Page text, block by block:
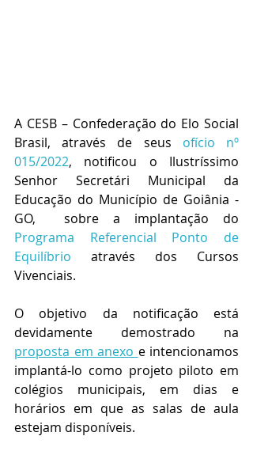
A CESB – Confederação do Elo Social
Brasil, através de seus ofício nº
015/2022, notificou o Ilustríssimo
Senhor Secretári Municipal da
Educação do Município de Goiânia -
Programa Referencial Ponto de
Equilíbrio através dos Cursos
Vivenciais.
O objetivo da notificação está
proposta em anexo e intencionamos
implantá-lo como projeto piloto em
colégios municipais, em dias e
horários em que as salas de aula
estejam disponíveis.